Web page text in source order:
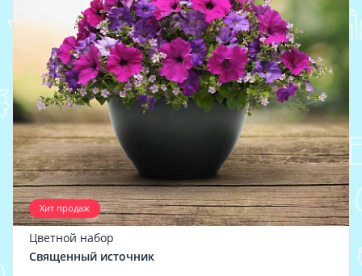
Хит продаж
Цветной набор
Священный источник